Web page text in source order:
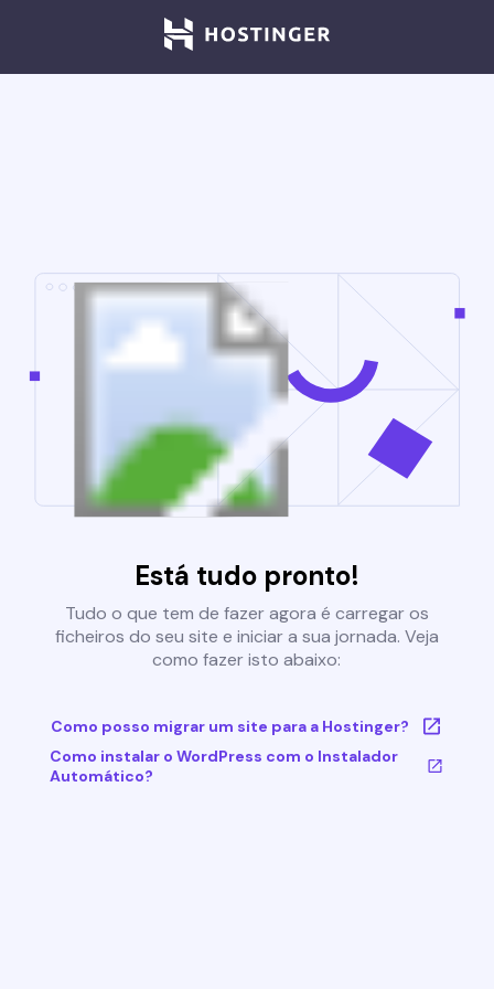
Está tudo pronto!
Tudo o que tem de fazer agora é carregar os
ficheiros do seu site e iniciar a sua jornada. Veja
como fazer isto abaixo:
Como posso migrar um site para a Hostinger?
Como instalar o WordPress com o Instalador
Automático?